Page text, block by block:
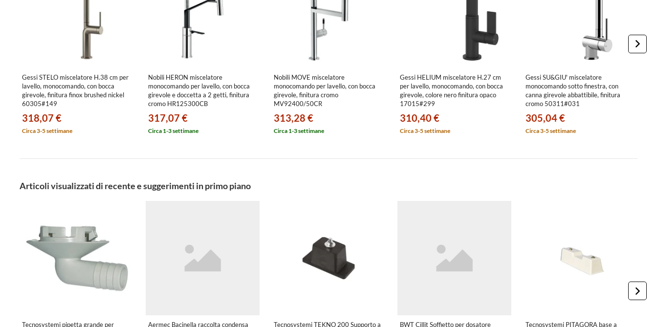
Gessi STELO miscelatore H.38 cm per
lavello, monocomando, con bocca
girevole, finitura finox brushed nickel
60305#149
318,07 €
Circa 3-5 settimane
Nobili HERON miscelatore
monocomando per lavello, con bocca
girevole e doccetta a 2 getti, finitura
cromo HR125300CB
317,07 €
Circa 1-3 settimane
Nobili MOVE miscelatore
monocomando per lavello, con bocca
girevole, finitura cromo
MV92400/50CR
313,28 €
Circa 1-3 settimane
Gessi HELIUM miscelatore H.27 cm
per lavello, monocomando, con bocca
girevole, colore nero finitura opaco
17015#299
310,40 €
Circa 3-5 settimane
Gessi SU&GIU' miscelatore
monocomando sotto finestra, con
canna girevole abbattibile, finitura
cromo 50311#031
305,04 €
Circa 3-5 settimane
Articoli visualizzati di recente e suggerimenti in primo piano
Tecnosystemi pipetta grande per Aermec Bacinella raccolta condensa Tecnosystemi TEKNO 200 Supporto a BWT Cillit Soffietto per dosatore Tecnosystemi PITAGORA base a